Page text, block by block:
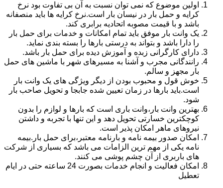
اولین موضوع که نمی توان نسبت به آن بی تفاوت بود نرخ
کرایه و حمل بار در نیسان بار است.نرخ کرایه ها باید منصفانه
باشد و با قیمت مصوبه اتحادیه برابری کند.
یک وانت بار موفق باید تمام امکانات و خدمات برای حمل بار
را دارا باشد و بتواند به درستی بارها را بسته بندی نماید.
دارای کارگرانی زبده و آموزش دیده برای حمل بار باشد.
رانندگانی مجرب و آشنا به مسیرهای شهر با ماشین های حمل
بار مجهز و سالم.
خوش قول و محبوب بودن از دیگر ویژگی های یک وانت بار
است.باید بارها در زمان تعیین شده جابجا و تحویل صاحب بار
شود.
بهترین وانت بار،وانت باری است که بارها و لوازم را بدون
کوچکترین خسارتی تحویل دهد و این تنها با تجربه و داشتن
نیروهای ماهر امکان پذیر است.
امکان صدور بیمه نامه و بارنامه معتبر،برای حمل بار.بیمه
نامه یکی از مهم ترین الزامات می باشد که بسیاری از شرکت
های باربری از آن چشم پوشی می کنند.
امکان فعالیت و انجام خدمات بصورت 24 ساعته حتی در ایام
تعطیل